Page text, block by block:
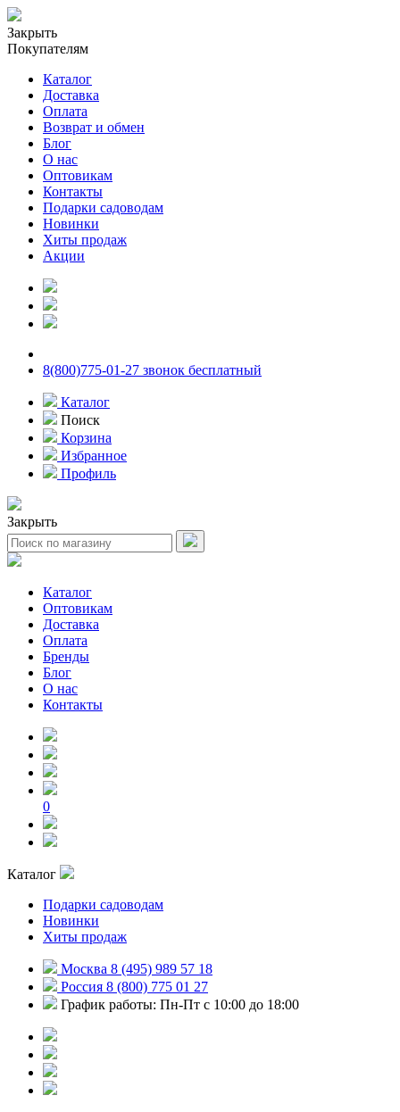
Закрыть
Покупателям
Каталог
Доставка
Оплата
Возврат и обмен
Блог
О нас
Оптовикам
Контакты
Подарки садоводам
Новинки
Хиты продаж
Акции
8(800)775-01-27 звонок бесплатный
Каталог
Поиск
Корзина
Избранное
Профиль
Закрыть
Каталог
Оптовикам
Доставка
Оплата
Бренды
Блог
О нас
Контакты
0
Каталог
Подарки садоводам
Новинки
Хиты продаж
Москва 8 (495) 989 57 18
Россия 8 (800) 775 01 27
График работы: Пн-Пт с 10:00 до 18:00